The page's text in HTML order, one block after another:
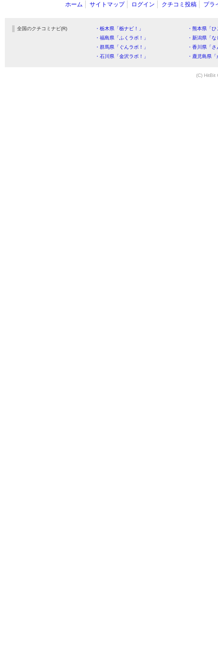
ホーム サイトマップ ログイン クチコミ投稿 プラ
全国のクチコミナビ(R) ・栃木県「栃ナビ！」
・熊本県「
・福島県「ふくラボ！」
・新潟県「
・群馬県「ぐんラボ！」
・香川県「
・石川県「金沢ラボ！」
・鹿児島県
(C) HitBit